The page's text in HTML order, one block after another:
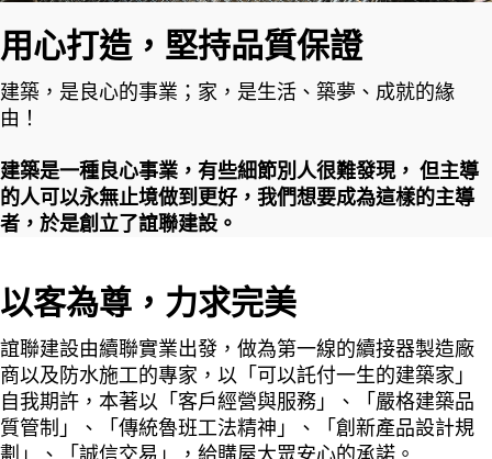
用心打造， 堅持品質保證
建築，是良心的事業；家，是生活、築夢、成就的緣
由！
建築是一種良心事業，有些細節別人很難發現， 但主導
的人可以永無止境做到更好，我們想要成為這樣的主導
者，於是創立了誼聯建設。
以客為尊， 力求完美
誼聯建設由續聯實業出發，做為第一線的續接器製造廠
商以及防水施工的專家，以「可以託付一生的建築家」
自我期許，本著以「客戶經營與服務」、「嚴格建築品
質管制」、「傳統魯班工法精神」、「創新產品設計規
劃」、「誠信交易」，給購屋大眾安心的承諾。